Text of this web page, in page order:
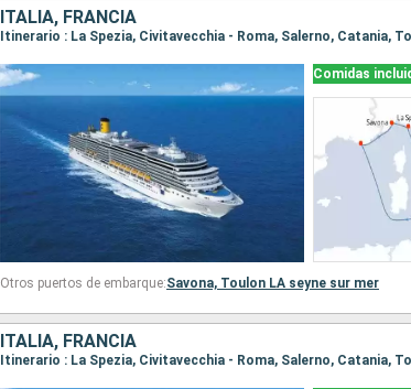
ITALIA, FRANCIA
Itinerario : La Spezia, Civitavecchia - Roma, Salerno, Catania,
Comidas
Otros puertos de embarque:Savona, Toulon LA seyne sur mer
ITALIA, FRANCIA
Itinerario : La Spezia, Civitavecchia - Roma, Salerno, Catania,